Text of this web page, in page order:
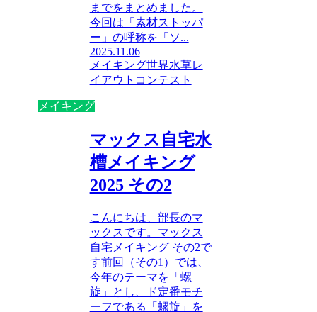
までをまとめました。
今回は「素材ストッパ
ー」の呼称を「ソ...
2025.11.06
メイキング世界水草レ
イアウトコンテスト
メイキング
マックス自宅水
槽メイキング
2025 その2
こんにちは、部長のマ
ックスです。マックス
自宅メイキング その2で
す前回（その1）では、
今年のテーマを「螺
旋」とし、ド定番モチ
ーフである「螺旋」を